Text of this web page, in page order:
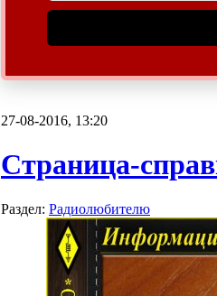
27-08-2016, 13:20
Страница-
Раздел: Радиолюбителю